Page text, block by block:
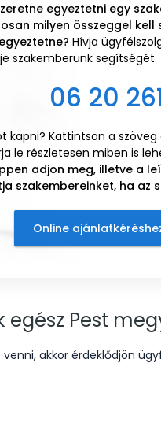
egyeztetni egy
milyen összeggel
Hívja
szakemberünk segítségét.
06 20
kapni? Kattintson a
le részletesen miben is
adjon meg, illetve a
szakembereinket, ha az
Online
Pest
akkor érdeklődjön